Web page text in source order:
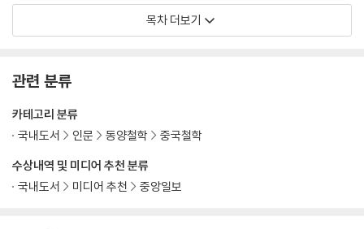
5. 대숲에 이는 시인의 휘파람 - 의빈 촉남죽해
2. 머리는 운양에 몸은 낭중에 - 운양 장비묘
3. 신녀봉에 내리는 저녁 비 - 장강삼협
3장 호남성
1. 산수화 속을 노닐다 - 장가계
2. 복사꽃 물결 따라 찾아가는 세상 밖의 땅 - 도원
목차 더보기
관련 분류
수상내역 및 미디어 추천 분류
국내도서
미디어 추천 중앙일보
카테고리 분류
국내도서
인문 동양철학 중국철학